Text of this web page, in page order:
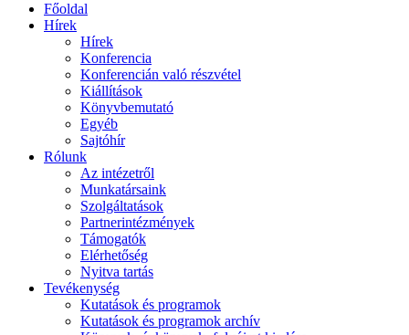
Főoldal
Hírek
Hírek
Konferencia
Konferencián való részvétel
Kiállítások
Könyvbemutató
Egyéb
Sajtóhír
Rólunk
Az intézetről
Munkatársaink
Szolgáltatások
Partnerintézmények
Támogatók
Elérhetőség
Nyitva tartás
Tevékenység
Kutatások és programok
Kutatások és programok archív